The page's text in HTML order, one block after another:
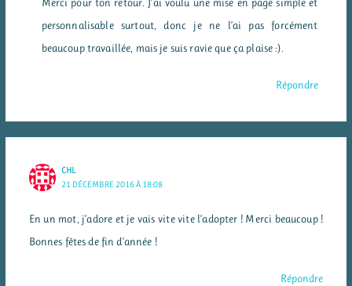
personnalisable surtout, donc je ne l’ai pas forcément
beaucoup travaillée, mais je suis ravie que ça plaise :).
Répondre
CHL
21 DÉCEMBRE 2016 À 18:08
En un mot, j’adore et je vais vite vite l’adopter ! Merci beaucoup !
Bonnes fêtes de fin d’année !
Répondre